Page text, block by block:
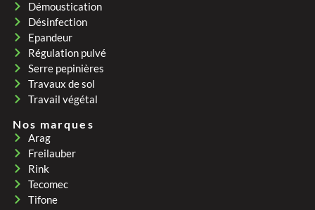
Démoustication
Désinfection
Epandeur
Régulation pulvé
Serre pepinières
Travaux de sol
Travail végétal
Nos marques
Arag
Freilauber
Rink
Tecomec
Tifone